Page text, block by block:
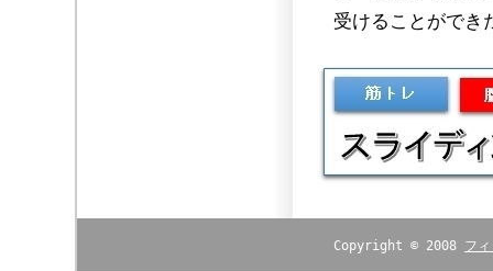
受けることができ
Copyright © 2008 フ